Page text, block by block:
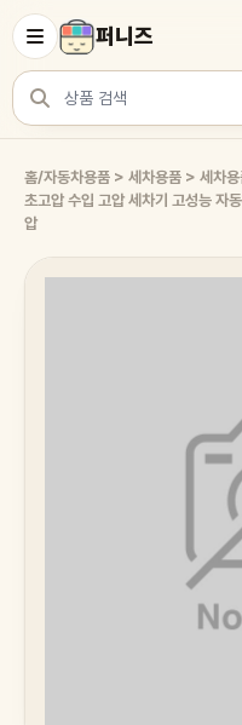
퍼니즈
상품 검색
홈/자동차용품 > 세차용품 > 세차용
초고압 수입 고압 세차기 고성능 자
압